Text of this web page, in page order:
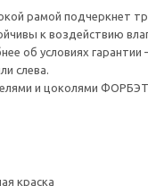
рамой подчеркнет
к воздействию
об условиях
слева.
и цоколями
краска